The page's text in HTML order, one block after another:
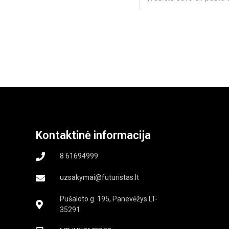
Kontaktinė informacija
8 61694999
uzsakymai@futuristas.lt
Pušaloto g. 195, Panevėžys LT-
35291